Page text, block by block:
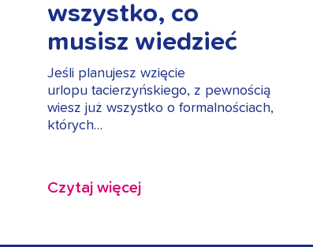
wszystko, co
musisz wiedzieć
Jeśli planujesz wzięcie
urlopu tacierzyńskiego, z pewnością
wiesz już wszystko o formalnościach,
których…
Czytaj więcej